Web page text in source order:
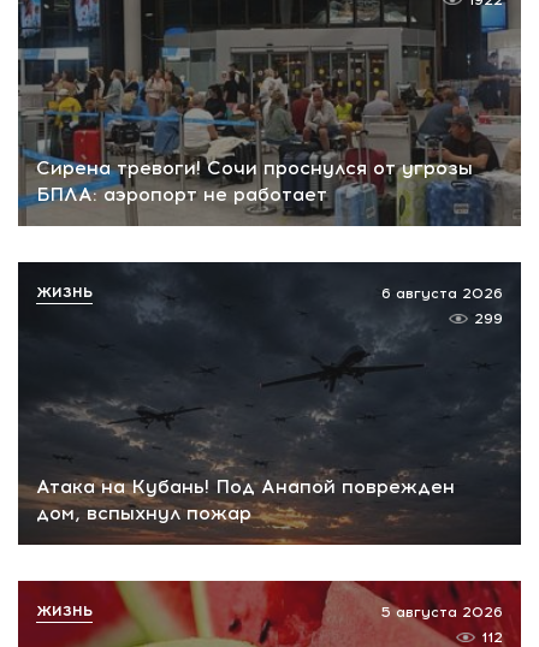
Сирена тревоги! Сочи проснулся от угрозы
БПЛА: аэропорт не работает
Атака на Кубань! Под Анапой поврежден
дом, вспыхнул пожар
6 августа 2026
299
ЖИЗНЬ
5 августа 2026
112
ЖИЗНЬ